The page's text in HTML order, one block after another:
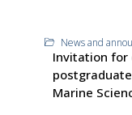
News and
Invitation for
Marine